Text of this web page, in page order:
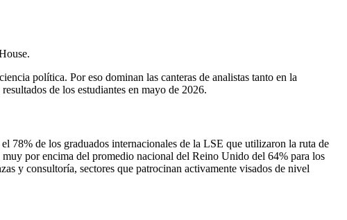
política. Por eso dominan las canteras de analistas tanto en la
de los estudiantes en mayo de 2026.
78% de los graduados internacionales de la LSE que utilizaron la ruta de
por encima del promedio nacional del Reino Unido del 64% para los
y consultoría, sectores que patrocinan activamente visados de nivel